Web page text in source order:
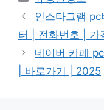
인스타그램
터 | 전화번호 |
네이버 카페
| 바로가기 | 2025